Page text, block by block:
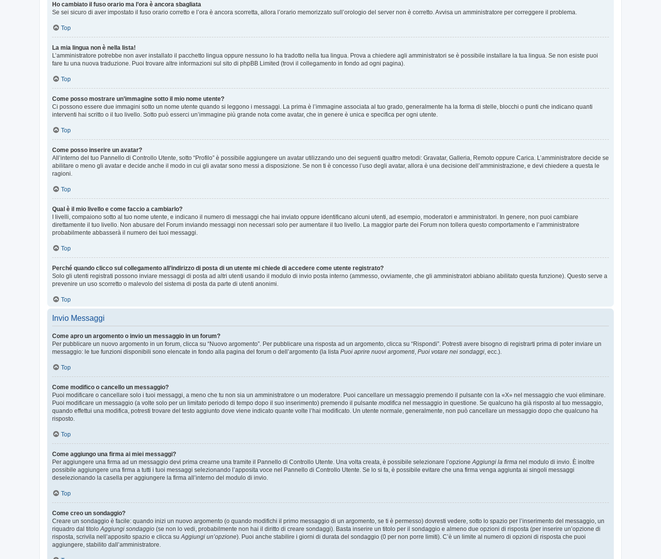
Ho cambiato il fuso orario ma l’ora è ancora sbagliata
Se sei sicuro di aver impostato il fuso orario corretto e l’ora è ancora scorretta, allora l’orario memorizzato sull’orologio del server non è corretto. Avvisa un amministratore per correggere il problema.
Top
La mia lingua non è nella lista!
L’amministratore potrebbe non aver installato il pacchetto lingua oppure nessuno lo ha tradotto nella tua lingua. Prova a chiedere agli amministratori se è possibile installare la tua lingua. Se non esiste puoi
fare tu una nuova traduzione. Puoi trovare altre informazioni sul sito di phpBB Limited (trovi il collegamento in fondo ad ogni pagina).
Top
Come posso mostrare un’immagine sotto il mio nome utente?
Ci possono essere due immagini sotto un nome utente quando si leggono i messaggi. La prima è l’immagine associata al tuo grado, generalmente ha la forma di stelle, blocchi o punti che indicano quanti
interventi hai scritto o il tuo livello. Sotto può esserci un’immagine più grande nota come avatar, che in genere è unica e specifica per ogni utente.
Top
Come posso inserire un avatar?
All’interno del tuo Pannello di Controllo Utente, sotto “Profilo” è possibile aggiungere un avatar utilizzando uno dei seguenti quattro metodi: Gravatar, Galleria, Remoto oppure Carica. L’amministratore decide se
abilitare o meno gli avatar e decide anche il modo in cui gli avatar sono messi a disposizione. Se non ti è concesso l’uso degli avatar, allora è una decisione dell’amministrazione, e devi chiedere a questa le
ragioni.
Top
Qual è il mio livello e come faccio a cambiarlo?
I livelli, compaiono sotto al tuo nome utente, e indicano il numero di messaggi che hai inviato oppure identificano alcuni utenti, ad esempio, moderatori e amministratori. In genere, non puoi cambiare
direttamente il tuo livello. Non abusare del Forum inviando messaggi non necessari solo per aumentare il tuo livello. La maggior parte dei Forum non tollera questo comportamento e l’amministratore
probabilmente abbasserà il numero dei tuoi messaggi.
Top
Perché quando clicco sul collegamento all’indirizzo di posta di un utente mi chiede di accedere come utente registrato?
Solo gli utenti registrati possono inviare messaggi di posta ad altri utenti usando il modulo di invio posta interno (ammesso, ovviamente, che gli amministratori abbiano abilitato questa funzione). Questo serve a
prevenire un uso scorretto o malevolo del sistema di posta da parte di utenti anonimi.
Top
Invio Messaggi
Come apro un argomento o invio un messaggio in un forum?
Per pubblicare un nuovo argomento in un forum, clicca su “Nuovo argomento”. Per pubblicare una risposta ad un argomento, clicca su “Rispondi”. Potresti avere bisogno di registrarti prima di poter inviare un
messaggio: le tue funzioni disponibili sono elencate in fondo alla pagina del forum o dell’argomento (la lista Puoi aprire nuovi argomenti Puoi votare nei sondaggi , ecc.).
Top
Come modifico o cancello un messaggio?
Puoi modificare o cancellare solo i tuoi messaggi, a meno che tu non sia un amministratore o un moderatore. Puoi cancellare un messaggio premendo il pulsante con la «X» nel messaggio che vuoi eliminare.
Puoi modificare un messaggio (a volte solo per un limitato periodo di tempo dopo il suo inserimento) premendo il pulsante modifica nel messaggio in questione. Se qualcuno ha già risposto al tuo messaggio,
quando effettui una modifica, potresti trovare del testo aggiunto dove viene indicato quante volte l’hai modificato. Un utente normale, generalmente, non può cancellare un messaggio dopo che qualcuno ha
risposto.
Top
Come aggiungo una firma ai miei messaggi?
Per aggiungere una firma ad un messaggio devi prima crearne una tramite il Pannello di Controllo Utente. Una volta creata, è possibile selezionare l’opzione Aggiungi la firma nel modulo di invio. È inoltre
possibile aggiungere una firma a tutti i tuoi messaggi selezionando l’apposita voce nel Pannello di Controllo Utente. Se lo si fa, è possibile evitare che una firma venga aggiunta ai singoli messaggi
deselezionando la casella per aggiungere la firma all’interno del modulo di invio.
Top
Come creo un sondaggio?
Creare un sondaggio è facile: quando inizi un nuovo argomento (o quando modifichi il primo messaggio di un argomento, se ti è permesso) dovresti vedere, sotto lo spazio per l’inserimento del messaggio, un
riquadro dal titolo Aggiungi sondaggio (se non lo vedi, probabilmente non hai il diritto di creare sondaggi). Basta inserire un titolo per il sondaggio e almeno due opzioni di risposta (per inserire un’opzione di
risposta, scrivila nell’apposito spazio e clicca su Aggiungi un’opzione). Puoi anche stabilire i giorni di durata del sondaggio (0 per non porre limiti). C’è un limite al numero di opzioni di risposta che puoi
aggiungere, stabilito dall’amministratore.